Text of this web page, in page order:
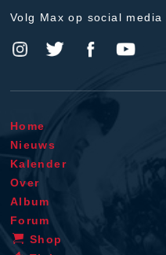
Volg Max op social
Home
Nieuws
Kalender
Over
Album
Forum
Shop